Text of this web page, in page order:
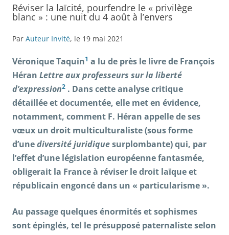
Réviser la laïcité, pourfendre le « privilège
blanc » : une nuit du 4 août à l’envers
Par Auteur Invité, le 19 mai 2021
Véronique Taquin1 a lu de près le livre de François
Héran Lettre aux professeurs sur la liberté
d’expression2 . Dans cette analyse critique
détaillée et documentée, elle met en évidence,
notamment, comment F. Héran appelle de ses
vœux un droit multiculturaliste (sous forme
d’unediversité juridiquesurplombante) qui, par
l’effet d’une législation européenne fantasmée,
obligerait la France à réviser le droit laïque et
républicain engoncé dans un « particularisme ».
Au passage quelques énormités et sophismes
sont épinglés, tel le présupposé paternaliste selon